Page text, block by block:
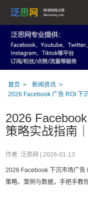
首页
新闻资讯
2026 Facebook 广告 ROI 下
2026
策略实战指南
作者: 泛思网 | 2026-01-13
2026 Facebook 下沉市场广告
策略、案例与数据，手把手教